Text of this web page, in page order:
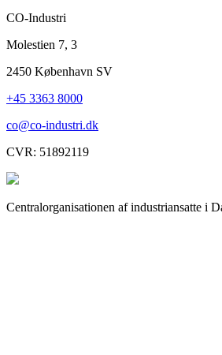
CO-Industri
Molestien 7, 3
2450 København SV
+45 3363 8000
co@co-industri.dk
CVR: 51892119
Centralorganisationen af industriansatte i